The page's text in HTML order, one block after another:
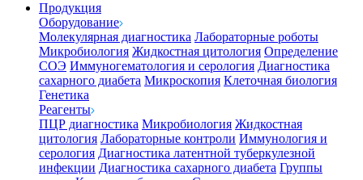
Продукция
Оборудование
Молекулярная диагностика Лабораторные роботы
Микробиология Жидкостная цитология Определение
СОЭ Иммуногематология и серология Диагностика
сахарного диабета Микроскопия Клеточная биология
Генетика
Реагенты
ПЦР диагностика Микробиология Жидкостная
цитология Лабораторные контроли Иммунология и
серология Диагностика латентной туберкулезной
инфекции Диагностика сахарного диабета Группы